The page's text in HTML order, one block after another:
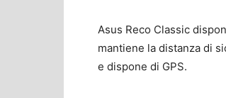
Asus Reco Classic
mantiene la distanza di
e dispone di GPS.